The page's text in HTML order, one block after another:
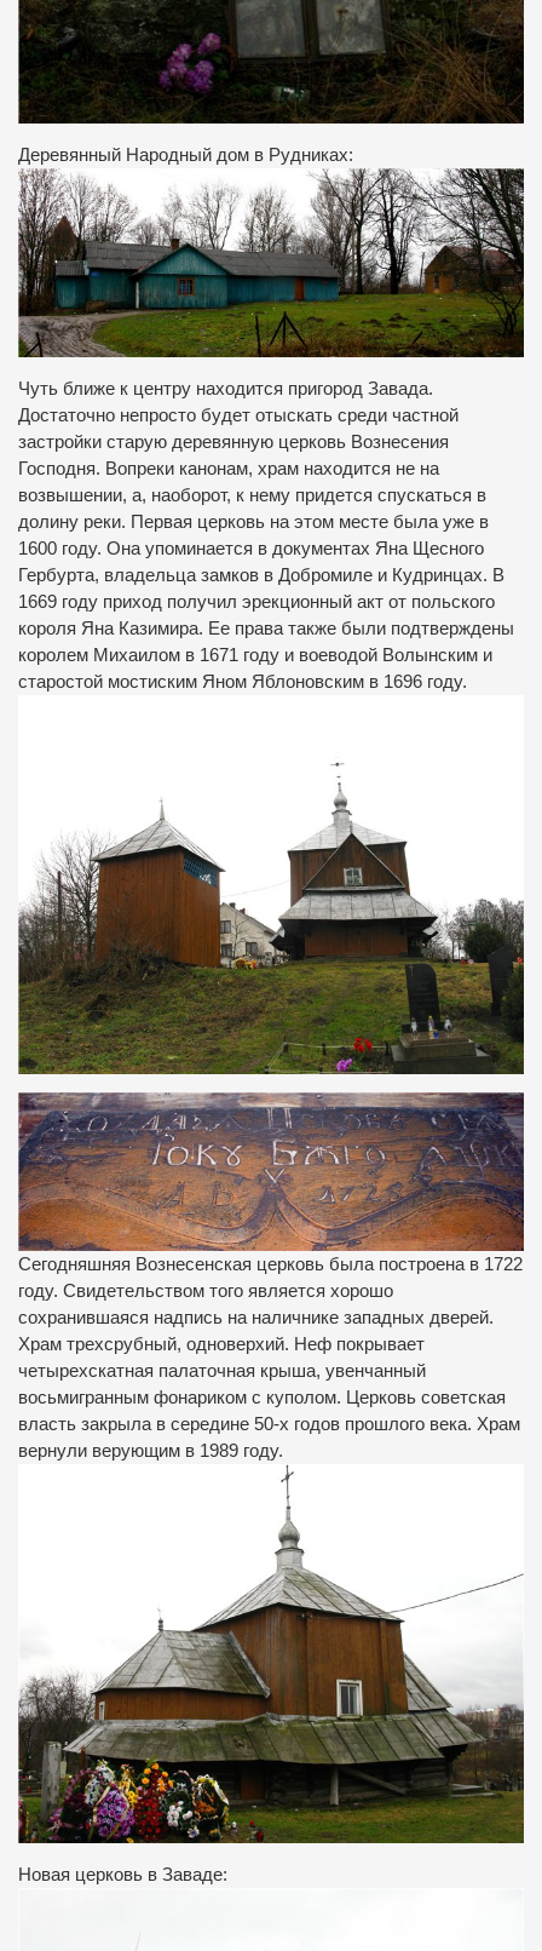
Деревянный Народный дом в Рудниках:
Чуть ближе к центру находится пригород Завада.
Достаточно непросто будет отыскать среди частной
застройки старую деревянную церковь Вознесения
Господня. Вопреки канонам, храм находится не на
возвышении, а, наоборот, к нему придется спускаться в
долину реки. Первая церковь на этом месте была уже в
1600 году. Она упоминается в документах Яна Щесного
Гербурта, владельца замков в Добромиле и Кудринцах. В
1669 году приход получил эрекционный акт от польского
короля Яна Казимира. Ее права также были подтверждены
королем Михаилом в 1671 году и воеводой Волынским и
старостой мостиским Яном Яблоновским в 1696 году.
Сегодняшняя Вознесенская церковь была построена в 1722
году. Свидетельством того является хорошо
сохранившаяся надпись на наличнике западных дверей.
Храм трехсрубный, одноверхий. Неф покрывает
четырехскатная палаточная крыша, увенчанный
восьмигранным фонариком с куполом. Церковь советская
власть закрыла в середине 50-х годов прошлого века. Храм
вернули верующим в 1989 году.
Новая церковь в Заваде: